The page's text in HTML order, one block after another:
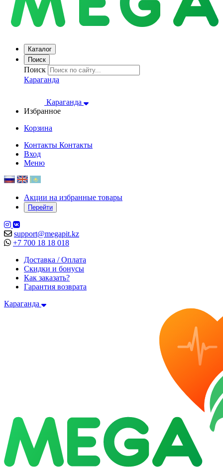
Каталог
Поиск
Поиск
Караганда
Караганда
Избранное
Корзина
Контакты Контакты
Вход
Меню
Акции на избранные товары
Перейти
support@megapit.kz
+7 700 18 18 018
Доставка / Оплата
Скидки и бонусы
Как заказать?
Гарантия возврата
Караганда